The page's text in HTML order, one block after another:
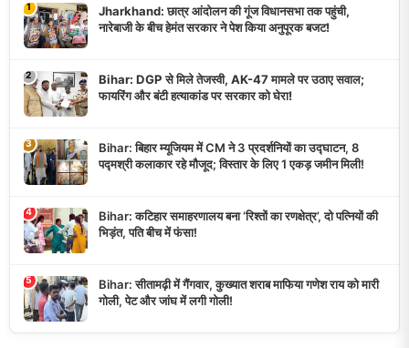
1
Jharkhand: छात्र आंदोलन की गूंज विधानसभा तक पहुंची,
नारेबाजी के बीच हेमंत सरकार ने पेश किया अनुपूरक बजट!
2
Bihar: DGP से मिले तेजस्वी, AK-47 मामले पर उठाए सवाल;
फायरिंग और बंटी हत्याकांड पर सरकार को घेरा!
3
Bihar: बिहार म्यूजियम में CM ने 3 प्रदर्शनियों का उद्घाटन, 8
पद्मश्री कलाकार रहे मौजूद; विस्तार के लिए 1 एकड़ जमीन मिली!
4
Bihar: कटिहार समाहरणालय बना ‘रिश्तों का रणक्षेत्र’, दो पत्नियों की
भिड़ंत, पति बीच में फंसा!
5
Bihar: सीतामढ़ी में गैंगवार, कुख्यात शराब माफिया गणेश राय को मारी
गोली, पेट और जांघ में लगी गोली!